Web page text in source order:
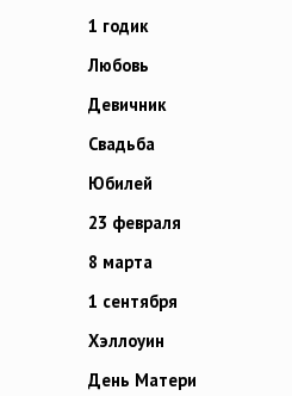
1 годик
Любовь
Девичник
Свадьба
Юбилей
23 февраля
8 марта
1 сентября
Хэллоуин
День Матери